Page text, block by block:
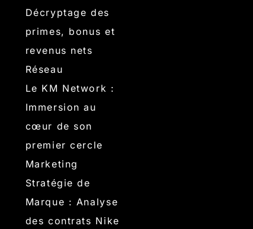
Décryptage des
primes, bonus et
revenus nets
Réseau
Le KM Network :
Immersion au
cœur de son
premier cercle
Marketing
Stratégie de
Marque : Analyse
des contrats Nike